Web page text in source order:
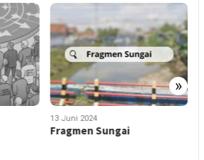
»
13 Juni 2024
Fragmen Sungai